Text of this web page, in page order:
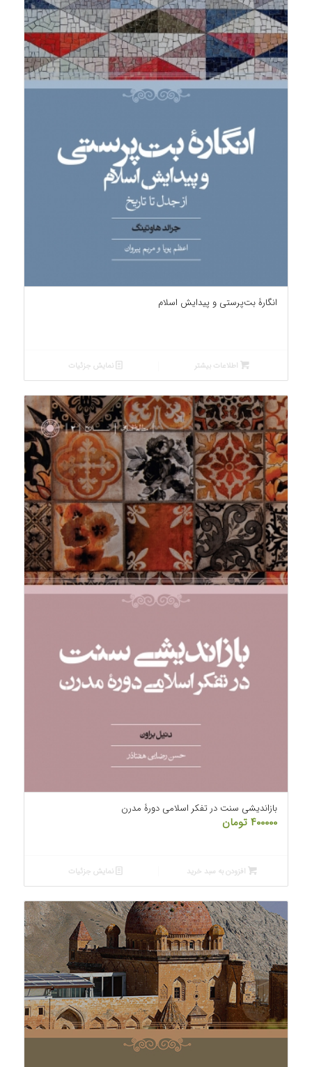
انگارۀ بت‌پرستی و پیدایش اسلام
اطلاعات بیشتر نمایش جزئیات
بازاندیشی سنت در تفکر اسلامی دورۀ مدرن
۴۰۰۰۰۰ تومان
افزودن به سبد خرید نمایش جزئیات